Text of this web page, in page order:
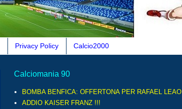
Privacy Policy Calcio2000
Calciomania 90
BOMBA BENFICA: OFFERTONA PER RAFAEL LEAO
ADDIO KAISER FRANZ !!!